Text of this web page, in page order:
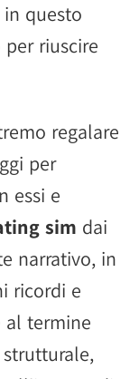
questo
riuscire
regalare
per
essi e
sim dai
narrativo, in
ricordi e
al termine